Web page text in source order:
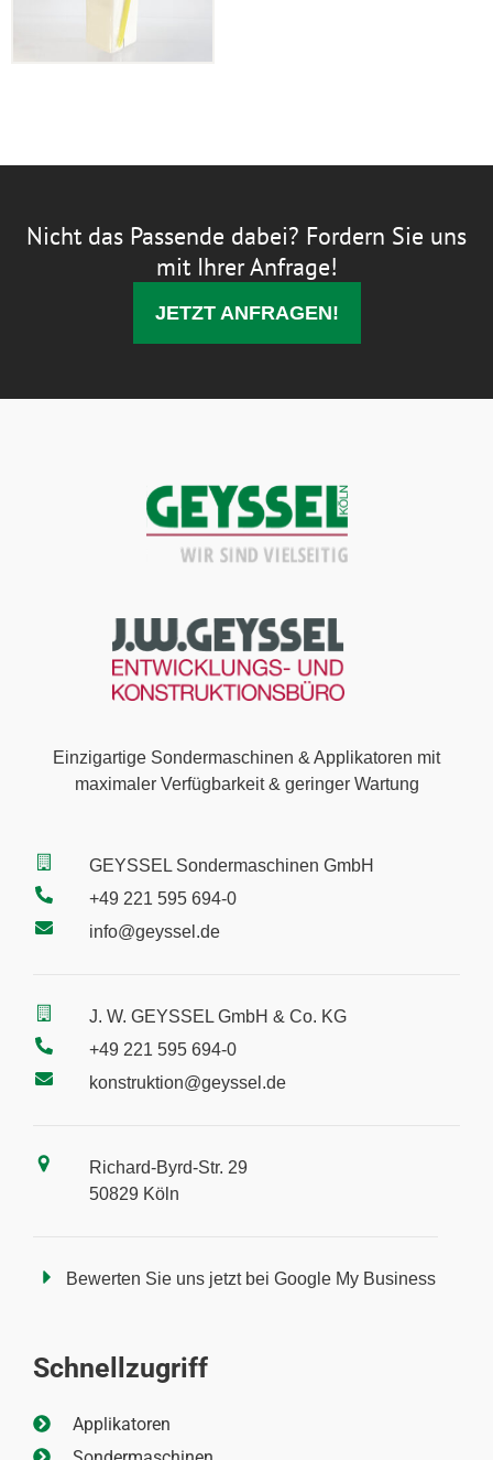
Nicht das Passende dabei? Fordern Sie uns
mit Ihrer Anfrage!
JETZT ANFRAGEN!
Einzigartige Sondermaschinen & Applikatoren mit
maximaler Verfügbarkeit & geringer Wartung
GEYSSEL Sondermaschinen GmbH
+49 221 595 694-0
info@geyssel.de
J. W. GEYSSEL GmbH & Co. KG
+49 221 595 694-0
konstruktion@geyssel.de
Richard-Byrd-Str. 29
50829 Köln
Bewerten Sie uns jetzt bei Google My Business
Schnellzugriff
Applikatoren